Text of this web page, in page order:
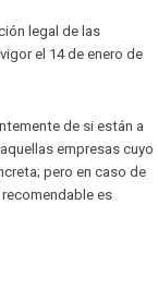
legal de las
el 14 de enero de
de si están a
empresas cuyo
pero en caso de
recomendable es